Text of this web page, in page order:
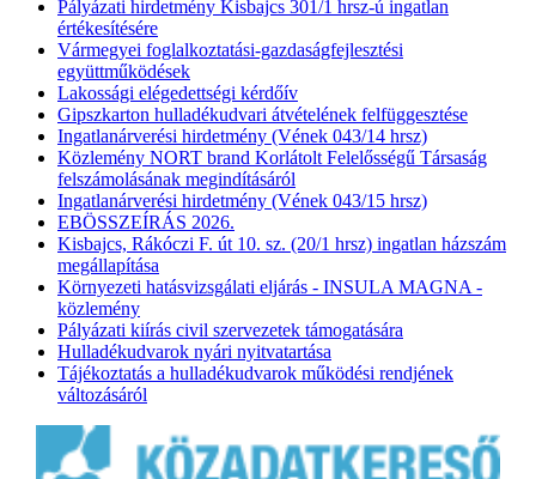
Pályázati hirdetmény Kisbajcs 301/1 hrsz-ú ingatlan
értékesítésére
Vármegyei foglalkoztatási-gazdaságfejlesztési
együttműködések
Lakossági elégedettségi kérdőív
Gipszkarton hulladékudvari átvételének felfüggesztése
Ingatlanárverési hirdetmény (Vének 043/14 hrsz)
Közlemény NORT brand Korlátolt Felelősségű Társaság
felszámolásának megindításáról
Ingatlanárverési hirdetmény (Vének 043/15 hrsz)
EBÖSSZEÍRÁS 2026.
Kisbajcs, Rákóczi F. út 10. sz. (20/1 hrsz) ingatlan házszám
megállapítása
Környezeti hatásvizsgálati eljárás - INSULA MAGNA -
közlemény
Pályázati kiírás civil szervezetek támogatására
Hulladékudvarok nyári nyitvatartása
Tájékoztatás a hulladékudvarok működési rendjének
változásáról